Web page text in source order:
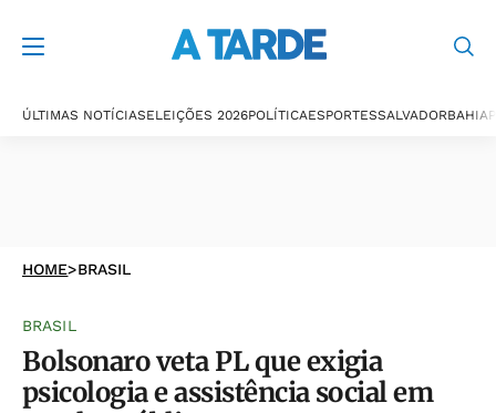
ÚLTIMAS NOTÍCIASELEIÇÕES 2026POLÍTICAESPORTESSALVADORBAHIA
HOME>BRASIL
BRASIL
Bolsonaro veta PL que exigia
psicologia e assistência social em